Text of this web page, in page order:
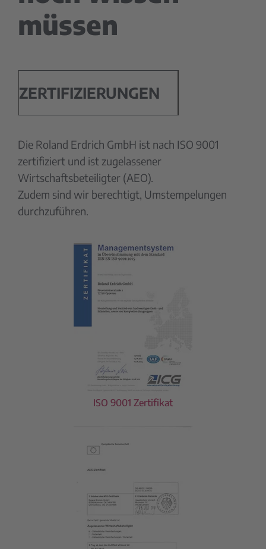
müssen
ZERTIFIZIERUNGEN
Die Roland Erdrich GmbH ist nach ISO 9001
zertifiziert und ist zugelassener
Wirtschaftsbeteiligter (AEO).
Zudem sind wir berechtigt, Umstempelungen
durchzuführen.
ISO 9001 Zertifikat